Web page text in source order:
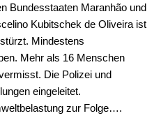
Bundesstaaten Maranhão und
Kubitschek de Oliveira ist
Mindestens
Mehr als 16 Menschen
Die Polizei und
eingeleitet.
zur Folge….